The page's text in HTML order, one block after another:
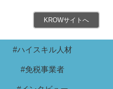
KROWサイトへ
#ハイスキル人材
#免税事業者